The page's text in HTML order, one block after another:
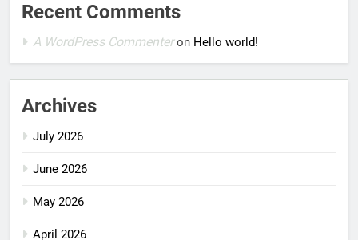
Recent Comments
A WordPress Commenteron Hello world!
Archives
July 2026
June 2026
May 2026
April 2026